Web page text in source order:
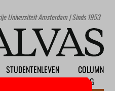
Universiteit Amsterdam | Sinds 1953
STUDENTENLEVEN
COLUMN
BLOG